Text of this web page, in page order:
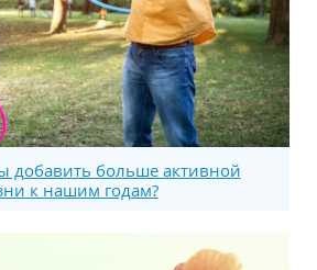
добавить больше активной
к нашим годам?